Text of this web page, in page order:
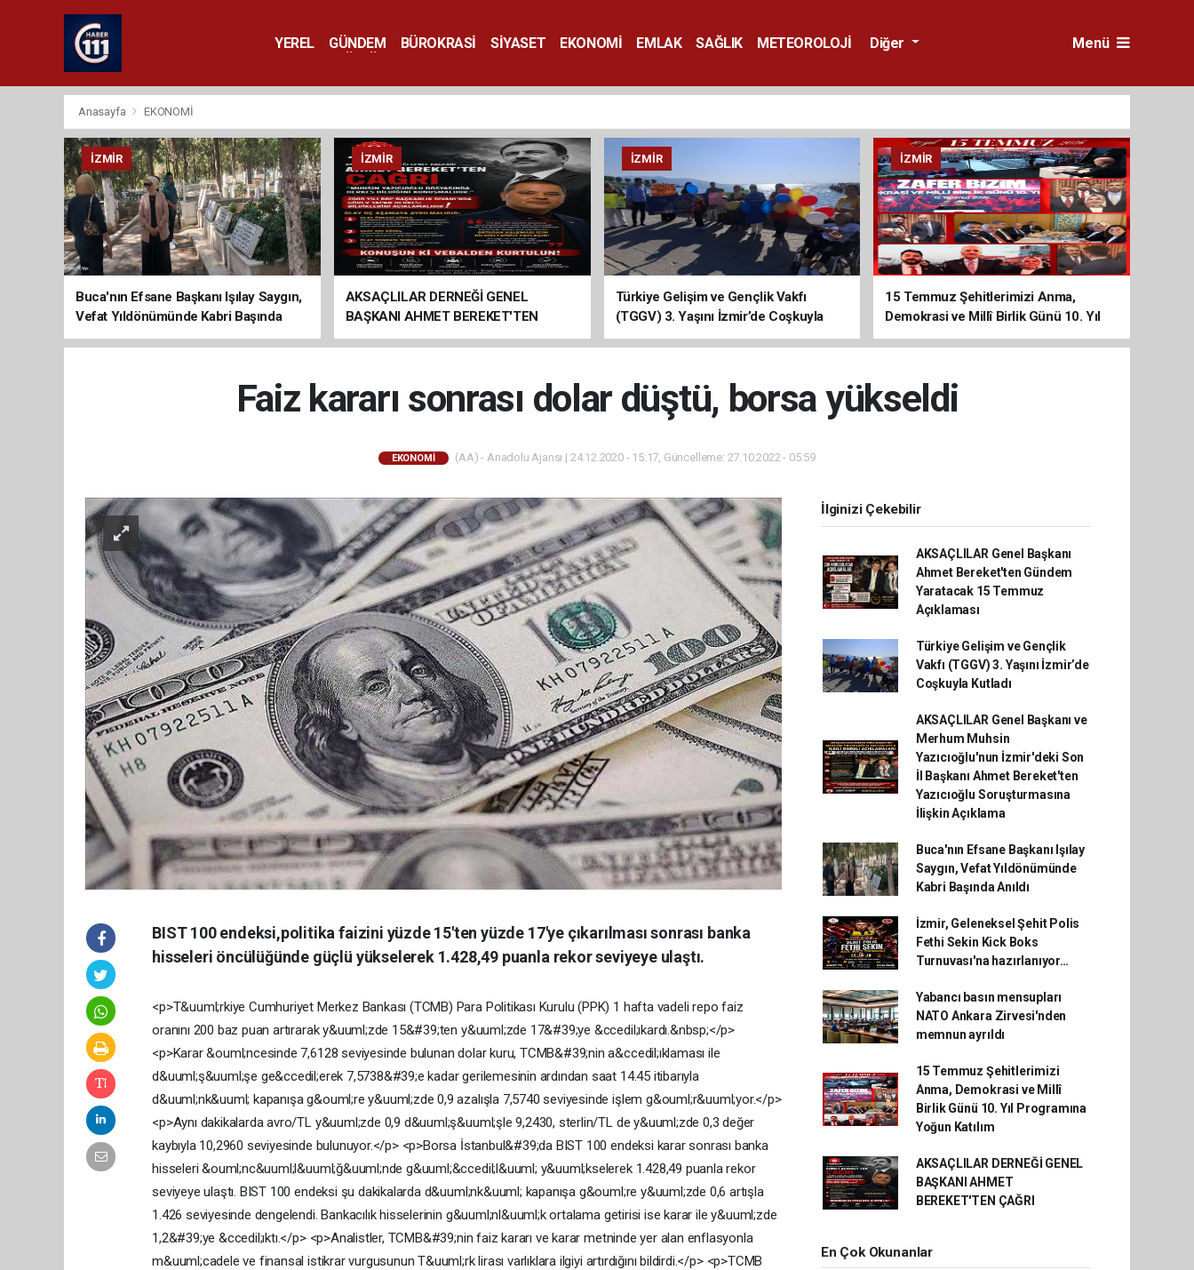
YEREL GÜNDEM BÜROKRASİ SİYASET EKONOMİ EMLAK SAĞLIK
METEOROLOJİ
Diğer Menü
Anasayfa EKONOMİ
İZMIR
Buca'nın Efsane Başkanı Işılay Saygın,
Vefat Yıldönümünde Kabri Başında
Anıldı
İZMIR
AKSAÇLILAR DERNEĞİ GENEL
BAŞKANI AHMET BEREKET'TEN
ÇAĞRI
İZMIR
Türkiye Gelişim ve Gençlik Vakfı
(TGGV) 3. Yaşını İzmir’de Coşkuyla
Kutladı
İZMIR
15 Temmuz Şehitlerimizi Anma,
Demokrasi ve Millî Birlik Günü 10. Yıl
Programına Yoğun Katılım
Faiz kararı sonrası dolar düştü, borsa yükseldi
EKONOMİ (AA) - Anadolu Ajansı | 24.12.2020 - 15:17, Güncelleme: 27.10.2022 - 05:59
BIST 100 endeksi,politika faizini yüzde 15'ten yüzde 17'ye çıkarılması sonrası banka
hisseleri öncülüğünde güçlü yükselerek 1.428,49 puanla rekor seviyeye ulaştı.
<p>T&uuml;rkiye Cumhuriyet Merkez Bankası (TCMB) Para Politikası Kurulu (PPK) 1 hafta vadeli repo faiz
oranını 200 baz puan artırarak y&uuml;zde 15&#39;ten y&uuml;zde 17&#39;ye &ccedil;ıkardı.&nbsp;</p>
<p>Karar &ouml;ncesinde 7,6128 seviyesinde bulunan dolar kuru, TCMB&#39;nin a&ccedil;ıklaması ile
d&uuml;ş&uuml;şe ge&ccedil;erek 7,5738&#39;e kadar gerilemesinin ardından saat 14.45 itibarıyla
d&uuml;nk&uuml; kapanışa g&ouml;re y&uuml;zde 0,9 azalışla 7,5740 seviyesinde işlem g&ouml;r&uuml;yor.</p>
<p>Aynı dakikalarda avro/TL y&uuml;zde 0,9 d&uuml;ş&uuml;şle 9,2430, sterlin/TL de y&uuml;zde 0,3 değer
kaybıyla 10,2960 seviyesinde bulunuyor.</p> <p>Borsa İstanbul&#39;da BIST 100 endeksi karar sonrası banka
hisseleri &ouml;nc&uuml;l&uuml;ğ&uuml;nde g&uuml;&ccedil;l&uuml; y&uuml;kselerek 1.428,49 puanla rekor
seviyeye ulaştı. BIST 100 endeksi şu dakikalarda d&uuml;nk&uuml; kapanışa g&ouml;re y&uuml;zde 0,6 artışla
1.426 seviyesinde dengelendi. Bankacılık hisselerinin g&uuml;nl&uuml;k ortalama getirisi ise karar ile y&uuml;zde
1,2&#39;ye &ccedil;ıktı.</p> <p>Analistler, TCMB&#39;nin faiz kararı ve karar metninde yer alan enflasyonla
m&uuml;cadele ve finansal istikrar vurgusunun T&uuml;rk lirası varlıklara ilgiyi artırdığını bildirdi.</p> <p>TCMB
İlginizi Çekebilir
AKSAÇLILAR Genel Başkanı
Ahmet Bereket'ten Gündem
Yaratacak 15 Temmuz
Açıklaması
Türkiye Gelişim ve Gençlik
Vakfı (TGGV) 3. Yaşını İzmir’de
Coşkuyla Kutladı
AKSAÇLILAR Genel Başkanı ve
Merhum Muhsin
Yazıcıoğlu'nun İzmir'deki Son
İl Başkanı Ahmet Bereket'ten
Yazıcıoğlu Soruşturmasına
İlişkin Açıklama
Buca'nın Efsane Başkanı Işılay
Saygın, Vefat Yıldönümünde
Kabri Başında Anıldı
İzmir, Geleneksel Şehit Polis
Fethi Sekin Kick Boks
Turnuvası'na hazırlanıyor…
Yabancı basın mensupları
NATO Ankara Zirvesi'nden
memnun ayrıldı
15 Temmuz Şehitlerimizi
Anma, Demokrasi ve Millî
Birlik Günü 10. Yıl Programına
Yoğun Katılım
AKSAÇLILAR DERNEĞİ GENEL
BAŞKANI AHMET
BEREKET'TEN ÇAĞRI
En Çok Okunanlar